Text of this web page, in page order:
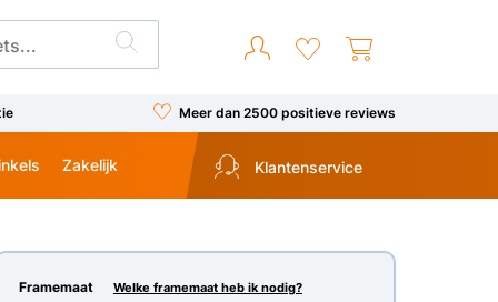
Meer dan 2500 positieve reviews
Zakelijk Klantenservice
Framemaat Welke framemaat heb ik nodig?